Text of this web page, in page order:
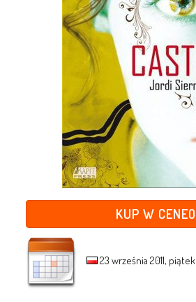
KUP W CENEO
23 września 2011, piątek